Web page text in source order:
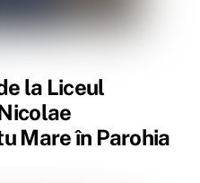
la Liceul
Mare în Parohia